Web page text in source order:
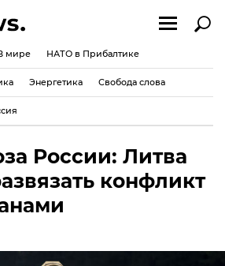
мире НАТО в Прибалтике
Энергетика Свобода слова
России: Литва
конфликт